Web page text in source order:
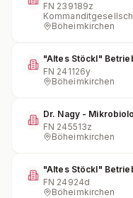
FN 239189z
Böheimkirchen
"Altes Stöckl"
FN 241126y
Böheimkirchen
Dr. Nagy -
FN 245513z
Böheimkirchen
"Altes Stöckl"
FN 24924d
Böheimkirchen